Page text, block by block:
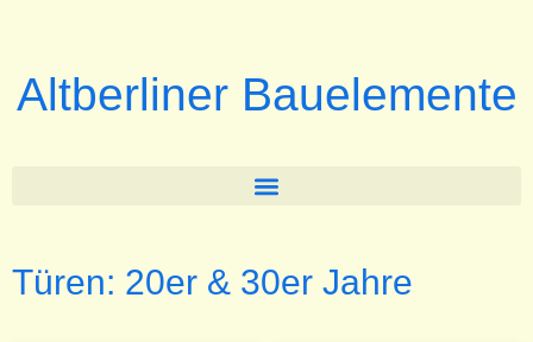
Altberliner Bauelemente
Türen: 20er & 30er Jahre